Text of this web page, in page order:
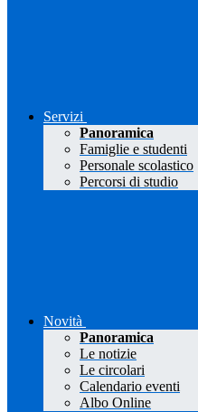
Servizi
Panoramica
Famiglie e studenti
Personale scolastico
Percorsi di studio
Novità
Panoramica
Le notizie
Le circolari
Calendario eventi
Albo Online